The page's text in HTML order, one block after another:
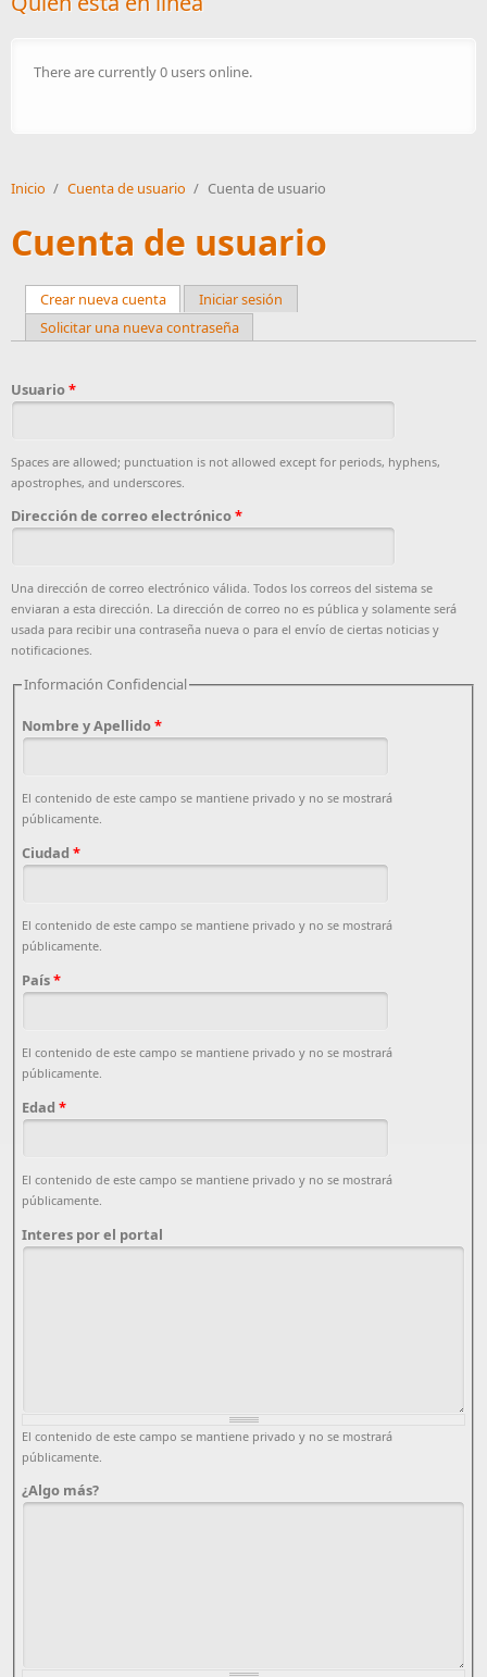
There are currently 0 users online.
Inicio / Cuenta de usuario / Cuenta de usuario
Cuenta de usuario
Primary tabs
Crear nueva cuenta(active tab)
Iniciar sesión
Solicitar una nueva contraseña
Usuario*
Spaces are allowed; punctuation is not allowed except for periods, hyphens,
apostrophes, and underscores.
Dirección de correo electrónico*
Una dirección de correo electrónico válida. Todos los correos del sistema se
enviaran a esta dirección. La dirección de correo no es pública y solamente será
usada para recibir una contraseña nueva o para el envío de ciertas noticias y
notificaciones.
Información Confidencial
Nombre y Apellido*
El contenido de este campo se mantiene privado y no se mostrará
públicamente.
Ciudad*
El contenido de este campo se mantiene privado y no se mostrará
públicamente.
País*
El contenido de este campo se mantiene privado y no se mostrará
públicamente.
Edad*
El contenido de este campo se mantiene privado y no se mostrará
públicamente.
Interes por el portal
El contenido de este campo se mantiene privado y no se mostrará
públicamente.
¿Algo más?